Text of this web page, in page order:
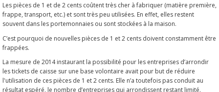
Les pièces de 1 et de 2 cents coûtent très cher à fabriquer (matière première,
frappe, transport, etc.) et sont très peu utilisées. En effet, elles restent
souvent dans les portemonnaies ou sont stockées à la maison.
C’est pourquoi de nouvelles pièces de 1 et 2 cents doivent constamment être
frappées.
La mesure de 2014 instaurant la possibilité pour les entreprises d’arrondir
les tickets de caisse sur une base volontaire avait pour but de réduire
l'utilisation de ces pièces de 1 et 2 cents. Elle n’a toutefois pas conduit au
résultat espéré, le nombre d’entreprises qui arrondissent restant limité.